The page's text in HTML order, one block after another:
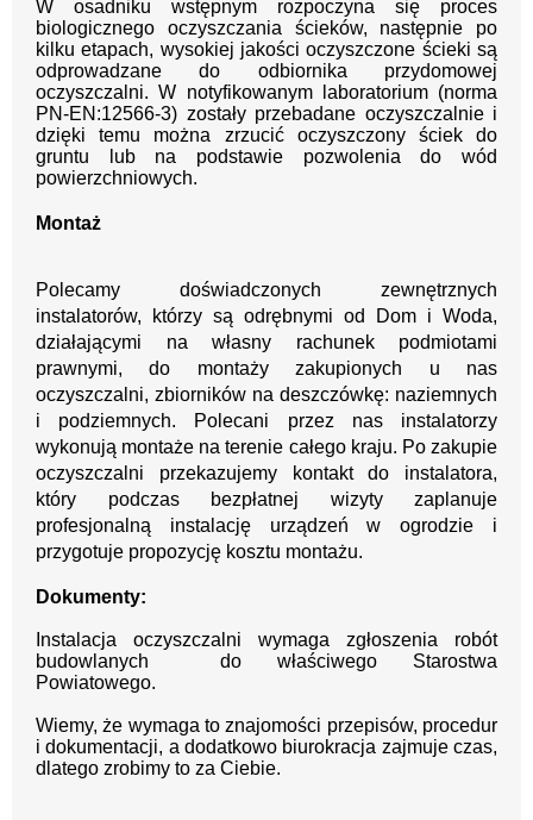
W osadniku wstępnym rozpoczyna się proces
biologicznego oczyszczania ścieków, następnie po
kilku etapach, wysokiej jakości oczyszczone ścieki są
odprowadzane do odbiornika przydomowej
oczyszczalni. W notyfikowanym laboratorium (norma
PN-EN:12566-3) zostały przebadane oczyszczalnie i
dzięki temu można zrzucić oczyszczony ściek do
gruntu lub na podstawie pozwolenia do wód
powierzchniowych.
Montaż
Polecamy doświadczonych zewnętrznych
instalatorów, którzy są odrębnymi od Dom i Woda,
działającymi na własny rachunek podmiotami
prawnymi, do montaży zakupionych u nas
oczyszczalni, zbiorników na deszczówkę: naziemnych
i podziemnych. Polecani przez nas instalatorzy
wykonują montaże na terenie całego kraju. Po zakupie
oczyszczalni przekazujemy kontakt do instalatora,
który podczas bezpłatnej wizyty zaplanuje
profesjonalną instalację urządzeń w ogrodzie i
przygotuje propozycję kosztu montażu.
Dokumenty:
Instalacja oczyszczalni wymaga zgłoszenia robót
budowlanych do właściwego Starostwa
Powiatowego.
Wiemy, że wymaga to znajomości przepisów, procedur
i dokumentacji, a dodatkowo biurokracja zajmuje czas,
dlatego zrobimy to za Ciebie.